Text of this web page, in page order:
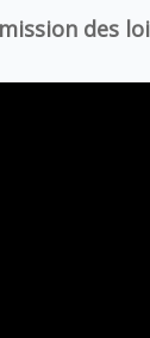
des